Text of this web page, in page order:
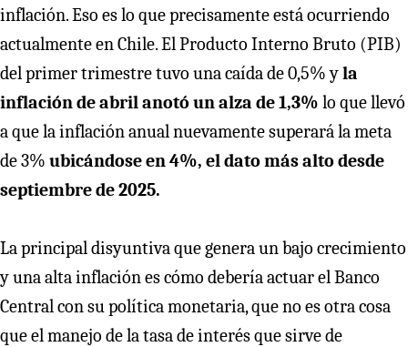
inflación. Eso es lo que precisamente está ocurriendo
actualmente en Chile. El Producto Interno Bruto (PIB)
del primer trimestre tuvo una caída de 0,5% yla
inflación de abril anotó un alza de 1,3% lo que llevó
a que la inflación anual nuevamente superará la meta
de 3% ubicándose en 4%, el dato más alto desde
septiembre de 2025.
La principal disyuntiva que genera un bajo crecimiento
y una alta inflación es cómo debería actuar el Banco
Central con su política monetaria, que no es otra cosa
que el manejo de la tasa de interés que sirve de